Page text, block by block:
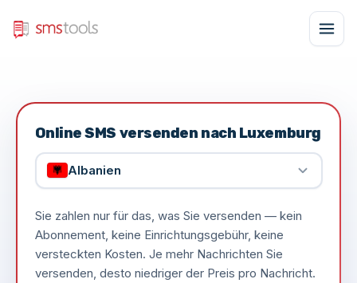
Online SMS versenden nach Luxemburg
Albanien
Sie zahlen nur für das, was Sie versenden — kein
Abonnement, keine Einrichtungsgebühr, keine
versteckten Kosten. Je mehr Nachrichten Sie
versenden, desto niedriger der Preis pro Nachricht.